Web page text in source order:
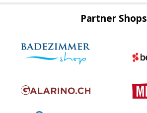
Partner Shops